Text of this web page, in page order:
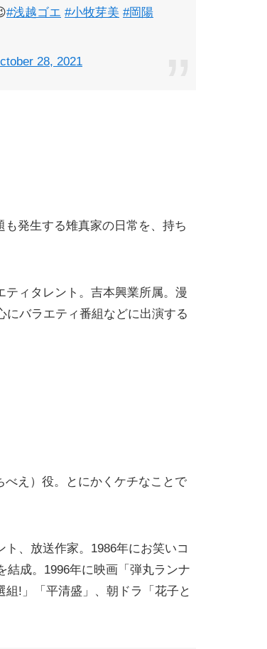
#浅越ゴエ #小牧芽美 #岡陽
28, 2021
も発生する雉真家の日常を、持ち
ィタレント。吉本興業所属。漫
にバラエティ番組などに出演する
え）役。とにかくケチなことで
、放送作家。1986年にお笑いコ
結成。1996年に映画「弾丸ランナ
!」「平清盛」、朝ドラ「花子と